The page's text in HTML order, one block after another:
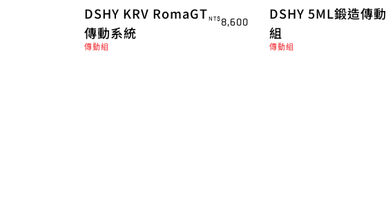
DSHY KRV RomaGT
傳動系統
NT$8,600
傳動組
DSHY 5ML鍛造傳動
組
傳動組